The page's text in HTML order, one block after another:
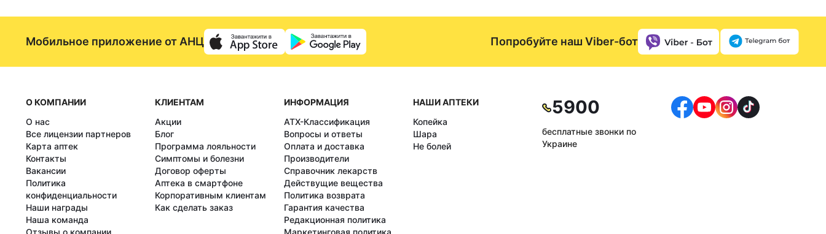
Мобильное приложение от АНЦ Попробуйте наш Viber-бот
О КОМПАНИИ
О нас
Все лицензии партнеров
Карта аптек
Контакты
Вакансии
Политика
конфиденциальности
Наши награды
Наша команда
Отзывы о компании
КЛИЕНТАМ
Акции
Блог
Программа лояльности
Симптомы и болезни
Договор оферты
Аптека в смартфоне
Корпоративным клиентам
Как сделать заказ
ИНФОРМАЦИЯ
АТХ-Классификация
Вопросы и ответы
Оплата и доставка
Производители
Справочник лекарств
Действущие вещества
Политика возврата
Гарантия качества
Редакционная политика
Маркетинговая политика
НАШИ АПТЕКИ
Копейка
Шара
Не болей
5900
бесплатные звонки по
Украине